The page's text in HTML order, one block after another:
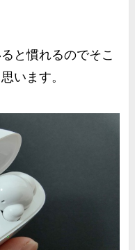
と慣れるのでそこ
います。